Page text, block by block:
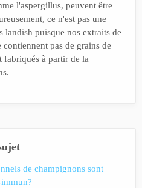
l'aspergillus, peuvent être
ce n'est pas une
landish puisque nos extraits de
pas de grains de
fabriqués à partir de la
de champignons sont